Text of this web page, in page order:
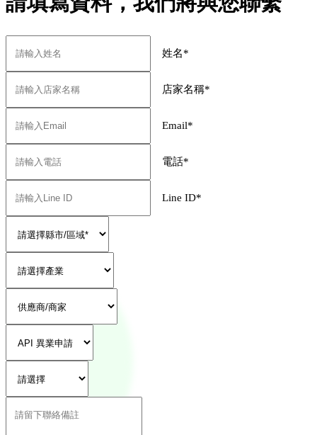
姓名*
店家名稱*
Email*
電話*
Line ID*